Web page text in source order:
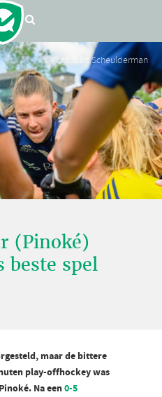
Foto: Bart Scheulderman
(Pinoké)
beste spel
maar de bittere
play-offhockey was
Na een0-5